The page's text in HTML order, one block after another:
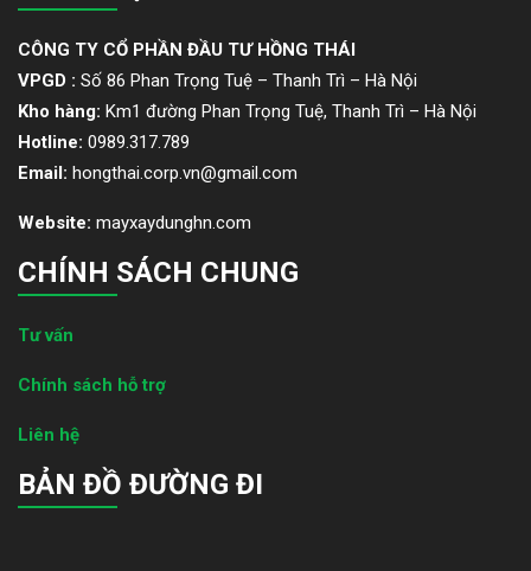
CÔNG TY CỔ PHẦN ĐẦU TƯ HỒNG THÁI
VPGD : Số 86 Phan Trọng Tuệ – Thanh Trì – Hà Nội
Kho hàng: Km1 đường Phan Trọng Tuệ, Thanh Trì – Hà Nội
Hotline: 0989.317.789
Email: hongthai.corp.vn@gmail.com
Website: mayxaydunghn.com
CHÍNH SÁCH CHUNG
Tư vấn
Chính sách hỗ trợ
Liên hệ
BẢN ĐỒ ĐƯỜNG ĐI